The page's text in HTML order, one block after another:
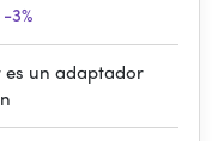
-3%
es un adaptador